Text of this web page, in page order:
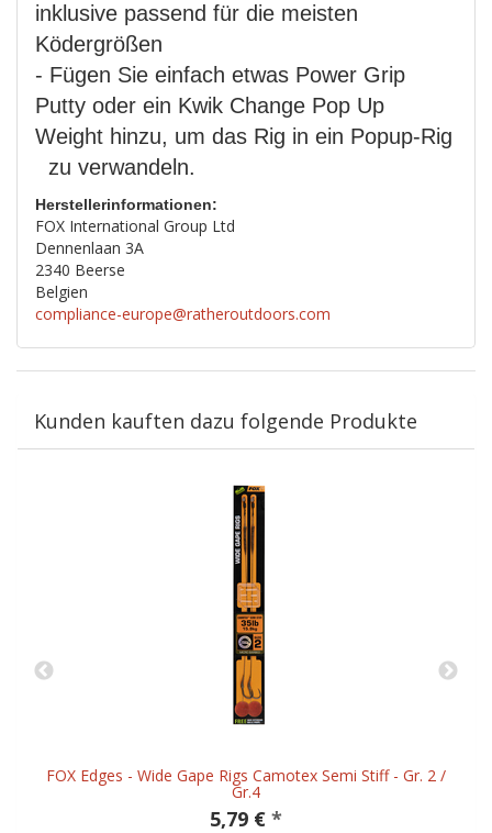
inklusive passend für die meisten
Ködergrößen
- Fügen Sie einfach etwas Power Grip
Putty oder ein Kwik Change Pop Up
Weight hinzu, um das Rig in ein Popup-Rig
zu verwandeln.
Herstellerinformationen:
FOX International Group Ltd
Dennenlaan 3A
2340 Beerse
Belgien
compliance-europe@ratheroutdoors.com
Kunden kauften dazu folgende Produkte
FOX Edges - Wide Gape Rigs Camotex Semi Stiff - Gr. 2 /
Gr.4
5,79 € *